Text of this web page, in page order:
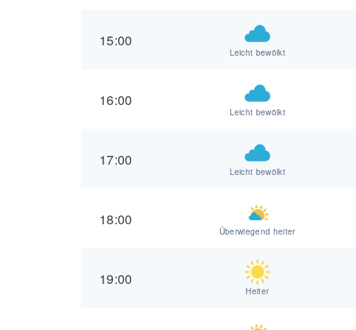
15:00
Leicht bewölkt
16:00
Leicht bewölkt
17:00
Leicht bewölkt
18:00
Überwiegend heiter
19:00
Heiter